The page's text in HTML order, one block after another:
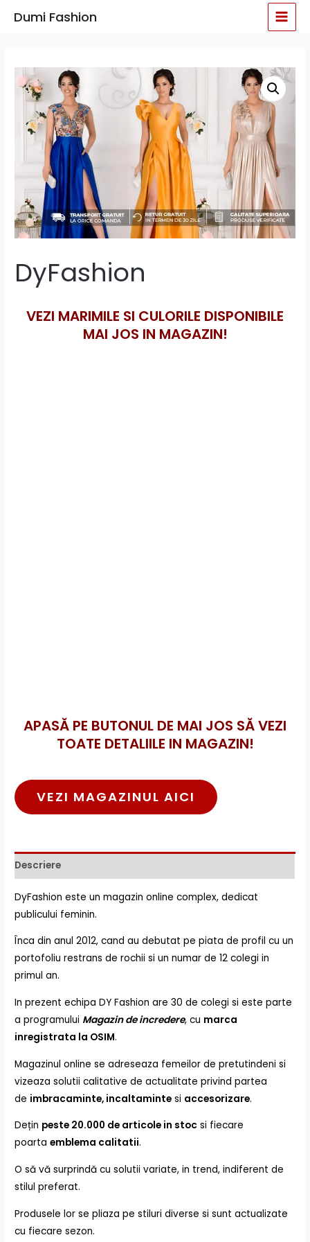
Dumi Fashion
DyFashion
VEZI MARIMILE SI CULORILE DISPONIBILE
MAI JOS IN MAGAZIN!
APASĂ PE BUTONUL DE MAI JOS SĂ VEZI
TOATE DETALIILE IN MAGAZIN!
VEZI MAGAZINUL AICI
Descriere
DyFashion este un magazin online complex, dedicat
publicului feminin.
Înca din anul 2012, cand au debutat pe piata de profil cu un
portofoliu restrans de rochii si un numar de 12 colegi in
primul an.
In prezent echipa DY Fashion are 30 de colegi si este parte
a programului Magazin de incredere, cu marca
inregistrata la OSIM.
Magazinul online se adreseaza femeilor de pretutindeni si
vizeaza solutii calitative de actualitate privind partea
de imbracaminte, incaltaminte si accesorizare.
Dețin peste 20.000 de articole in stoc si fiecare
poartaemblema calitatii.
O să vă surprindă cu solutii variate, in trend, indiferent de
stilul preferat.
Produsele lor se pliaza pe stiluri diverse si sunt actualizate
cu fiecare sezon.